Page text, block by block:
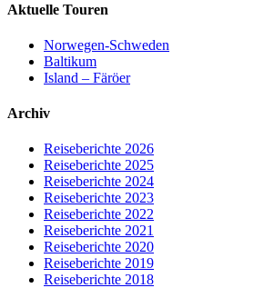
Aktuelle Touren
Norwegen-Schweden
Baltikum
Island – Färöer
Archiv
Reiseberichte 2026
Reiseberichte 2025
Reiseberichte 2024
Reiseberichte 2023
Reiseberichte 2022
Reiseberichte 2021
Reiseberichte 2020
Reiseberichte 2019
Reiseberichte 2018